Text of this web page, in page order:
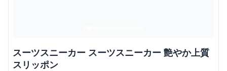
スーツスニーカー スーツスニーカー 艶やか上質
スリッポン